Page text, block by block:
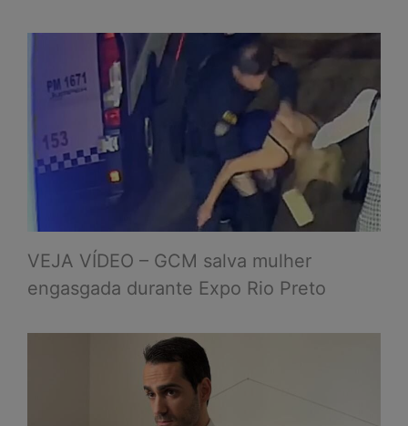
VEJA VÍDEO – GCM salva mulher
engasgada durante Expo Rio Preto